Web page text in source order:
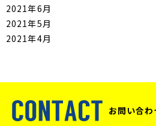
2021年6月
2021年5月
2021年4月
お問い合わ